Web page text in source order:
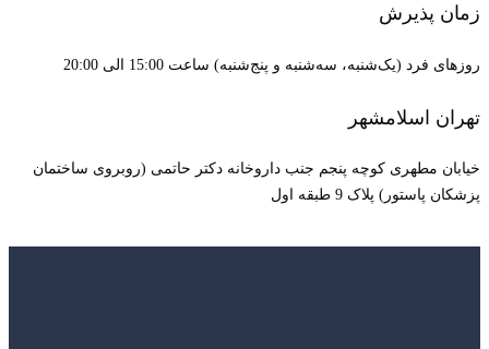
زمان پذیرش
روزهای فرد (یک‌شنبه، سه‌شنبه و پنج‌شنبه) ساعت 15:00 الی 20:00
تهران اسلامشهر
خیابان مطهری کوچه پنجم جنب داروخانه دکتر حاتمی (روبروی ساختمان
پزشکان پاستور) پلاک 9 طبقه اول